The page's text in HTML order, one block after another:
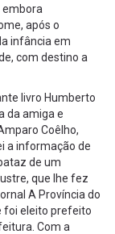
embora
após o
infância em
com destino a
livro Humberto
da amiga e
Coêlho,
a informação de
de um
que lhe fez
A Província do
foi eleito prefeito
Com a